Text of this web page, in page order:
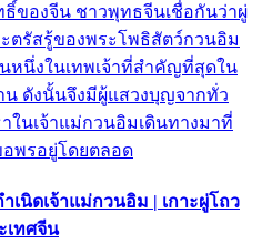
ของจีน ชาวพุทธจีนเชื่อกันว่าผู่
ตรัสรู้ของพระโพธิสัตว์กวนอิม
หนึ่งในเทพเจ้าที่สำคัญที่สุดใน
ดังนั้นจึงมีผู้แสวงบุญจากทั่ว
ในเจ้าแม่กวนอิมเดินทางมาที่
อพรอยู่โดยตลอด
นิดเจ้าแม่กวนอิม | เกาะผู่โถว
เทศจีน